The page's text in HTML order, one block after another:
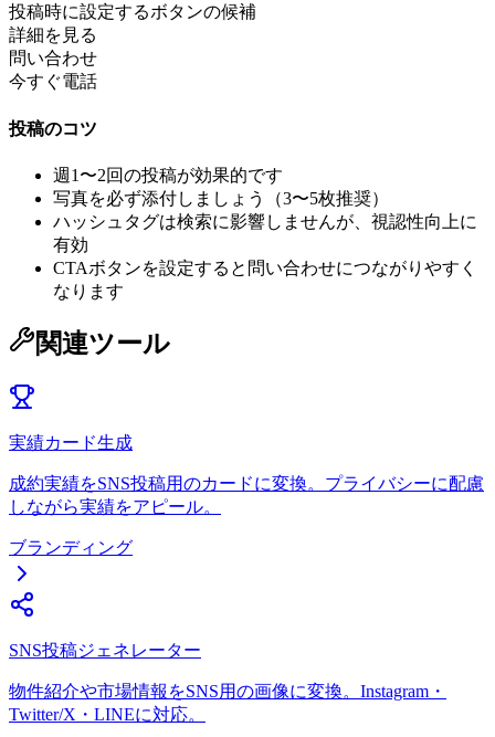
投稿時に設定するボタンの候補
詳細を見る
問い合わせ
今すぐ電話
投稿のコツ
週1〜2回の投稿が効果的です
写真を必ず添付しましょう（3〜5枚推奨）
ハッシュタグは検索に影響しませんが、視認性向上に
有効
CTAボタンを設定すると問い合わせにつながりやすく
なります
関連ツール
実績カード生成
成約実績をSNS投稿用のカードに変換。プライバシーに配慮
しながら実績をアピール。
ブランディング
SNS投稿ジェネレーター
物件紹介や市場情報をSNS用の画像に変換。Instagram・
Twitter/X・LINEに対応。